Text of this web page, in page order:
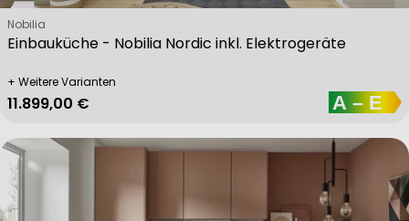
Einbauküche - Nobilia Nordic inkl. Elektrogeräte
Verkäufer:
Nobilia
+ Weitere Varianten
Regulärer Preis
11.899,00 €